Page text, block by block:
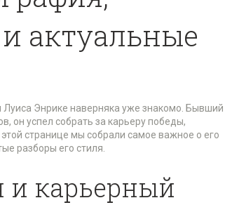
актуальные
Энрике наверняка уже знакомо. Бывший
он успел собрать за карьеру победы,
странице мы собрали самое важное о его
разборы его стиля.
и карьерный